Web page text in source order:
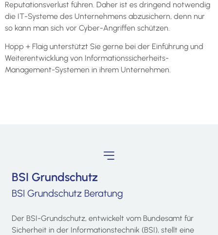
Reputationsverlust führen. Daher ist es dringend notwendig
die IT-Systeme des Unternehmens abzusichern, denn nur
so kann man sich vor Cyber-Angriffen schützen.
Hopp + Flaig unterstützt Sie gerne bei der Einführung und
Weiterentwicklung von Informationssicherheits-
Management-Systemen in ihrem Unternehmen.
BSI Grundschutz
BSI Grundschutz Beratung
Der BSI-Grundschutz, entwickelt vom Bundesamt für
Sicherheit in der Informationstechnik (BSI), stellt eine